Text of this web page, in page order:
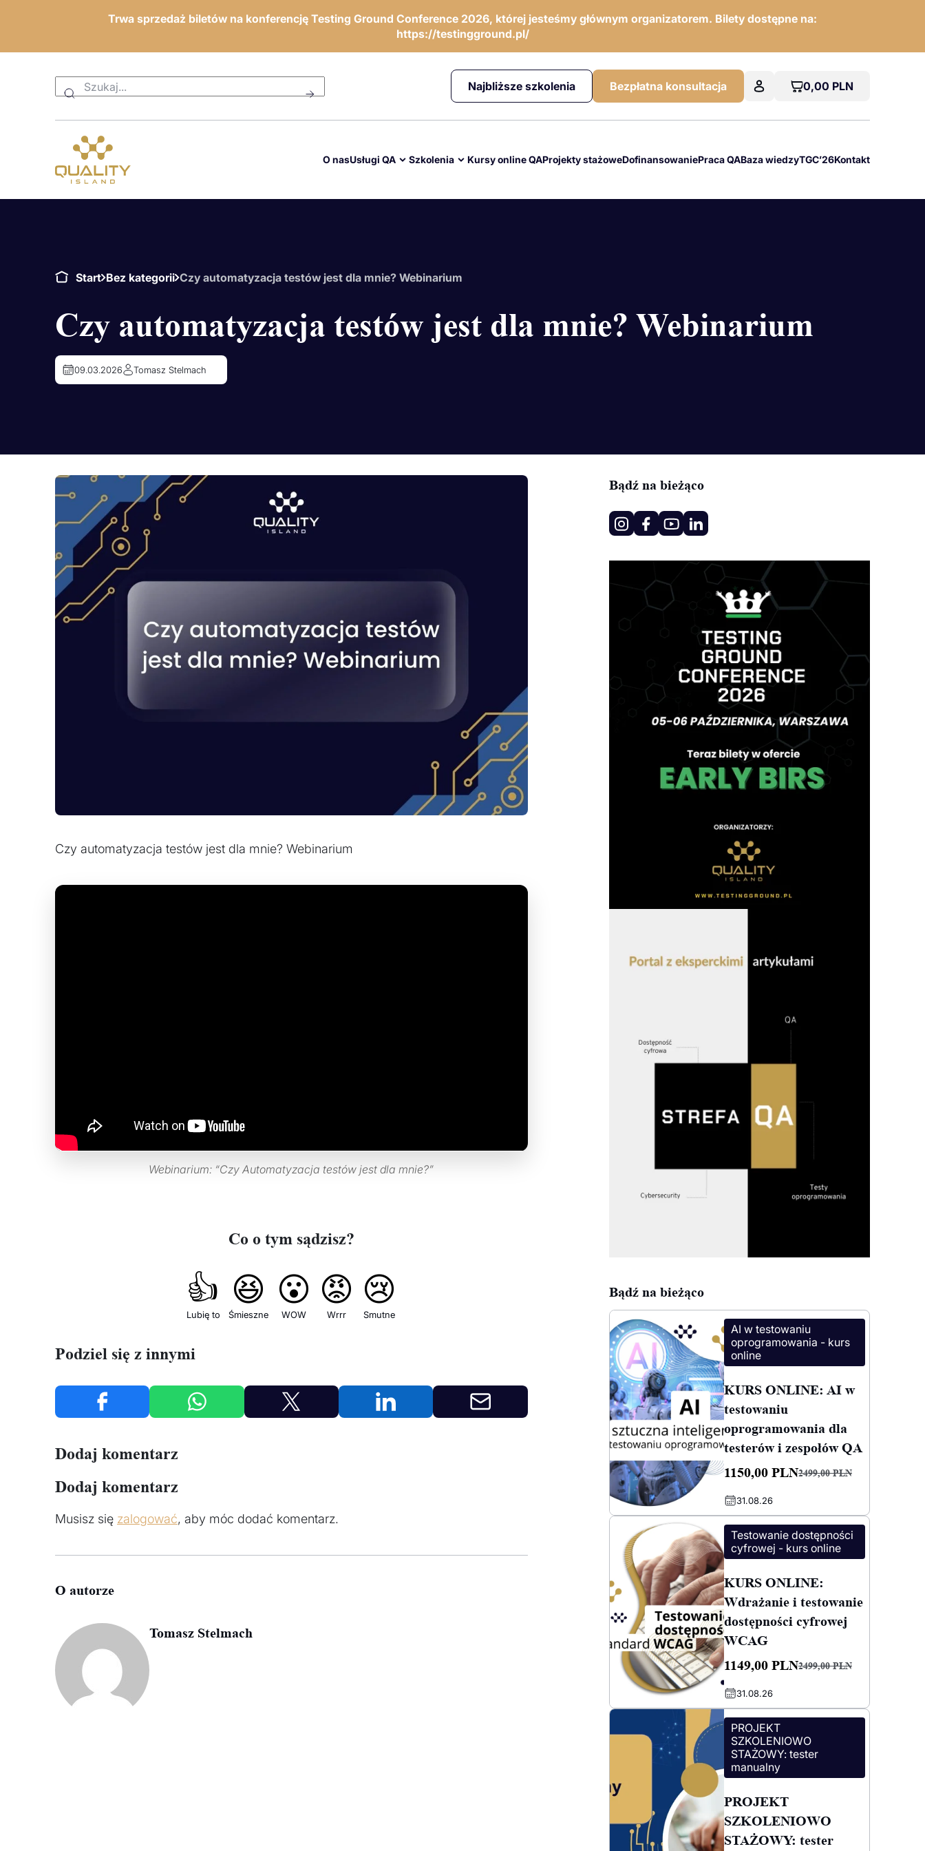
Trwa sprzedaż biletów na konferencję Testing Ground Conference 2026, której jesteśmy głównym organizatorem. Bilety dostępne na:
https://testingground.pl/
Najbliższe szkolenia Bezpłatna konsultacja 0,00 PLN
O nasUsługi QA Szkolenia Kursy online QAProjekty stażoweDofinansowaniePraca QABaza wiedzyTGC’26Kontakt
Start Bez kategorii Czy automatyzacja testów jest dla mnie? Webinarium
Czy automatyzacja testów jest dla mnie? Webinarium
09.03.2026 Tomasz Stelmach
Czy automatyzacja testów jest dla mnie? Webinarium
Webinarium: “Czy Automatyzacja testów jest dla mnie?”
Co o tym sądzisz?
👍
Lubię to
😆
Śmieszne
😮
WOW
😡
Wrrr
😢
Smutne
Podziel się z innymi
Dodaj komentarz
Dodaj komentarz
Musisz się zalogować, aby móc dodać komentarz.
O autorze
Tomasz Stelmach
Bądź na bieżąco
Bądź na bieżąco
AI w testowaniu
oprogramowania - kurs
online
KURS ONLINE: AI w
testowaniu
oprogramowania dla
testerów i zespołów QA
2499,00PLN
cena
wynosiła:
2499,00 PLN.
1150,00 PLN
cena
wynosi:
1150,00 PLN.
31.08.26
Testowanie dostępności
cyfrowej - kurs online
KURS ONLINE:
Wdrażanie i testowanie
dostępności cyfrowej
WCAG
2499,00PLN
Pierwotna
cena
wynosiła:
2499,00 PLN.
1149,00 PLN
Aktualna
cena
wynosi:
1149,00 PLN.
31.08.26
PROJEKT
SZKOLENIOWO
STAŻOWY: tester
manualny
PROJEKT
SZKOLENIOWO
STAŻOWY: tester